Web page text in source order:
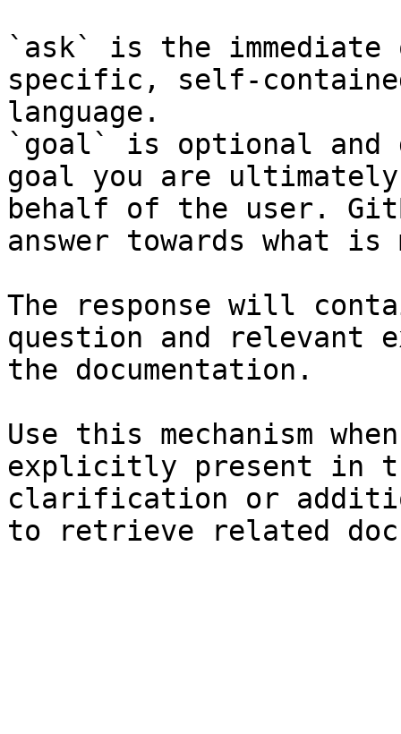
`ask` is the
specific, self-
language.
`goal` is optional and
goal you are
behalf of the user.
answer towards what
The response will
question and relevant
the documentation.
Use this mechanism
explicitly present in
clarification or